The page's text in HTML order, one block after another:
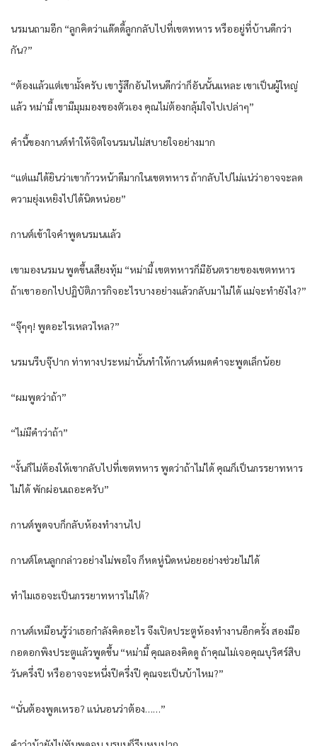
นรมนถามอีก “ลูกคิดว่าแด๊ดดี้ลูกกลับไปที่เขตทหาร หรืออยู่ที่บ้านดีกว่า
กัน?”
“ต้องแล้วแต่เขามั้งครับ เขารู้สึกอันไหนดีกว่าก็อันนั้นแหละ เขาเป็นผู้ใหญ่
แล้ว หม่ามี้ เขามีมุมมองของตัวเอง คุณไม่ต้องกลุ้มใจไปเปล่าๆ”
คำนี้ของกานต์ทำให้จิตใจนรมนไม่สบายใจอย่างมาก
“แต่แม่ได้ยินว่าเขาก้าวหน้าดีมากในเขตทหาร ถ้ากลับไปไม่แน่ว่าอาจจะลด
ความยุ่งเหยิงไปได้นิดหน่อย”
กานต์เข้าใจคำพูดนรมนแล้ว
เขามองนรมน พูดขึ้นเสียงทุ้ม “หม่ามี้ เขตทหารก็มีอันตรายของเขตทหาร
ถ้าเขาออกไปปฏิบัติภารกิจอะไรบางอย่างแล้วกลับมาไม่ได้ แม่จะทำยังไง?”
“จุ๊ๆๆ! พูดอะไรเหลวไหล?”
นรมนรีบจุ๊ปาก ท่าทางประหม่านั้นทำให้กานต์หมดคำจะพูดเล็กน้อย
“ผมพูดว่าถ้า”
“ไม่มีคำว่าถ้า”
“งั้นก็ไม่ต้องให้เขากลับไปที่เขตทหาร พูดว่าถ้าไม่ได้ คุณก็เป็นภรรยาทหาร
ไม่ได้ พักผ่อนเถอะครับ”
กานต์พูดจบก็กลับห้องทำงานไป
กานต์โดนลูกกล่าวอย่างไม่พอใจ ก็หดหู่นิดหน่อยอย่างช่วยไม่ได้
ทำไมเธอจะเป็นภรรยาทหารไม่ได้?
กานต์เหมือนรู้ว่าเธอกำลังคิดอะไร จึงเปิดประตูห้องทำงานอีกครั้ง สองมือ
กอดอกพิงประตูแล้วพูดขึ้น “หม่ามี้ คุณลองคิดดู ถ้าคุณไม่เจอคุณบุริศร์สิบ
วันครึ่งปี หรืออาจจะหนึ่งปีครึ่งปี คุณจะเป็นบ้าไหม?”
“นั่นต้องพูดเหรอ? แน่นอนว่าต้อง……”